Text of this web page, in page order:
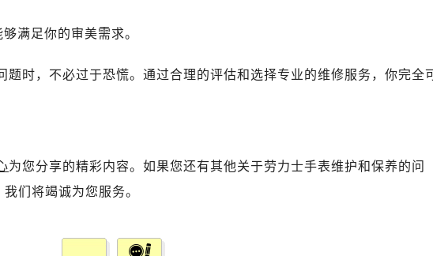
大街劳力士售后服务中心（需提前预约）
路劳力士售后服务中心（需提前预约）
街劳力士售后服务中心（需提前预约）
街劳力士售后服务中心（需提前预约）
路劳力士售后服务中心（需提前预约）
大街劳力士售后服务中心（需提前预约）
满足你的审美需求。
题时，不必过于恐慌。通过合理的评估和选择专业的维修服务，你完全
为您分享的精彩内容。如果您还有其他关于劳力士手表维护和保养的问
们将竭诚为您服务。